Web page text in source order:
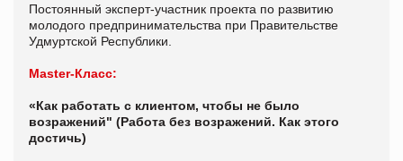
Постоянный эксперт-участник проекта по развитию
молодого предпринимательства при Правительстве
Удмуртской Республики.
Master-Класс:
«Как работать с клиентом, чтобы не было
возражений" (Работа без возражений. Как этого
достичь)